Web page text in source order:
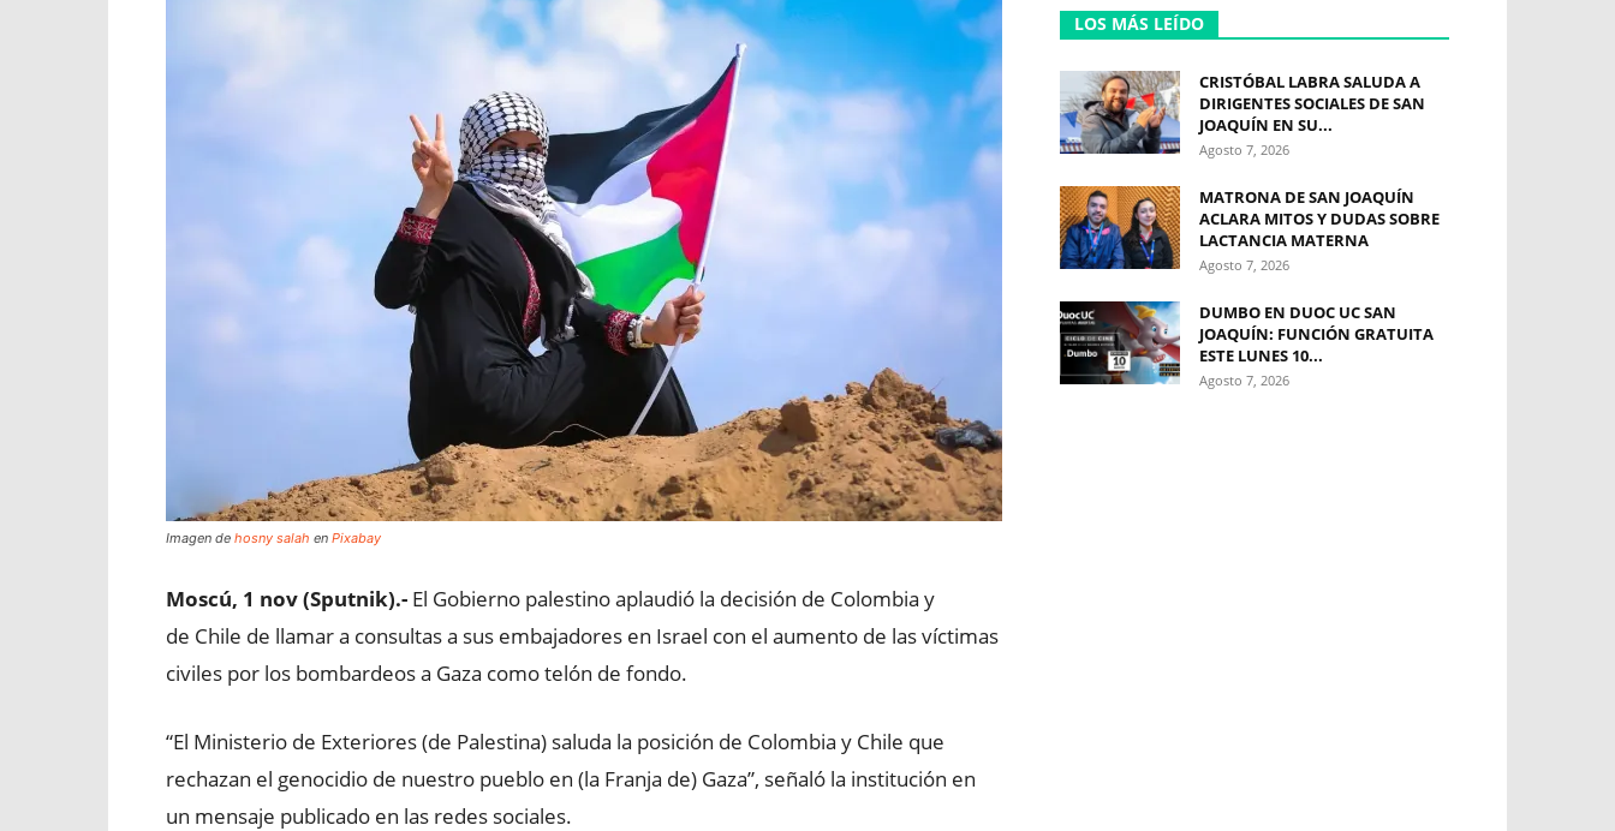
Imagen de hosny salah en Pixabay
Moscú, 1 nov (Sputnik).- El Gobierno palestino aplaudió la decisión de Colombia y
de Chile de llamar a consultas a sus embajadores en Israel con el aumento de las víctimas
civiles por los bombardeos a Gaza como telón de fondo.
“El Ministerio de Exteriores (de Palestina) saluda la posición de Colombia y Chile que
rechazan el genocidio de nuestro pueblo en (la Franja de) Gaza”, señaló la institución en
un mensaje publicado en las redes sociales.
LOS MÁS LEÍDO
CRISTÓBAL LABRA SALUDA A
DIRIGENTES SOCIALES DE SAN
JOAQUÍN EN SU...
Agosto 7, 2026
MATRONA DE SAN JOAQUÍN
ACLARA MITOS Y DUDAS SOBRE
LACTANCIA MATERNA
Agosto 7, 2026
DUMBO EN DUOC UC SAN
JOAQUÍN: FUNCIÓN GRATUITA
ESTE LUNES 10...
Agosto 7, 2026